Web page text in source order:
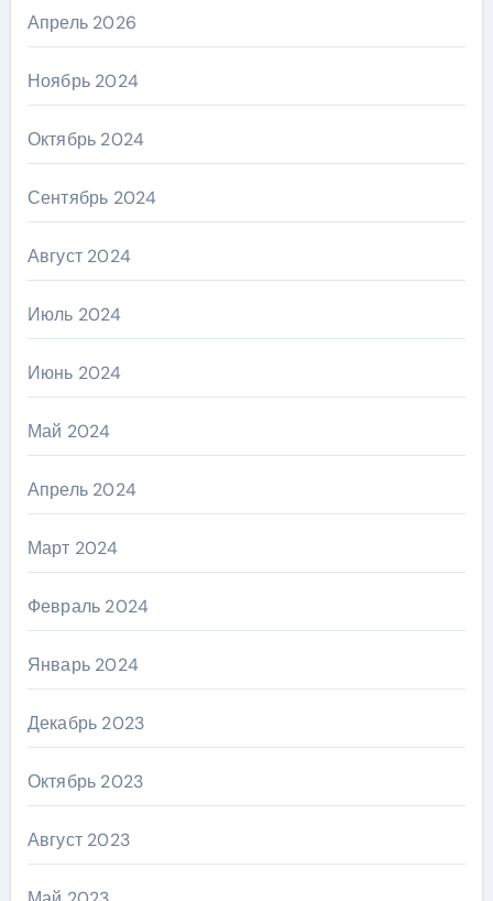
Апрель 2026
Ноябрь 2024
Октябрь 2024
Сентябрь 2024
Август 2024
Июль 2024
Июнь 2024
Май 2024
Апрель 2024
Март 2024
Февраль 2024
Январь 2024
Декабрь 2023
Октябрь 2023
Август 2023